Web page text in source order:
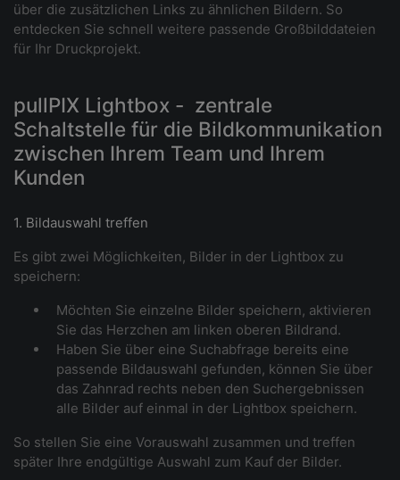
über die zusätzlichen Links zu ähnlichen Bildern. So
entdecken Sie schnell weitere passende Großbilddateien
für Ihr Druckprojekt.
pullPIX Lightbox - zentrale
Schaltstelle für die Bildkommunikation
zwischen Ihrem Team und Ihrem
Kunden
1. Bildauswahl treffen
Es gibt zwei Möglichkeiten, Bilder in der Lightbox zu
speichern:
Möchten Sie einzelne Bilder speichern, aktivieren
Sie das Herzchen am linken oberen Bildrand.
Haben Sie über eine Suchabfrage bereits eine
passende Bildauswahl gefunden, können Sie über
das Zahnrad rechts neben den Suchergebnissen
alle Bilder auf einmal in der Lightbox speichern.
So stellen Sie eine Vorauswahl zusammen und treffen
später Ihre endgültige Auswahl zum Kauf der Bilder.